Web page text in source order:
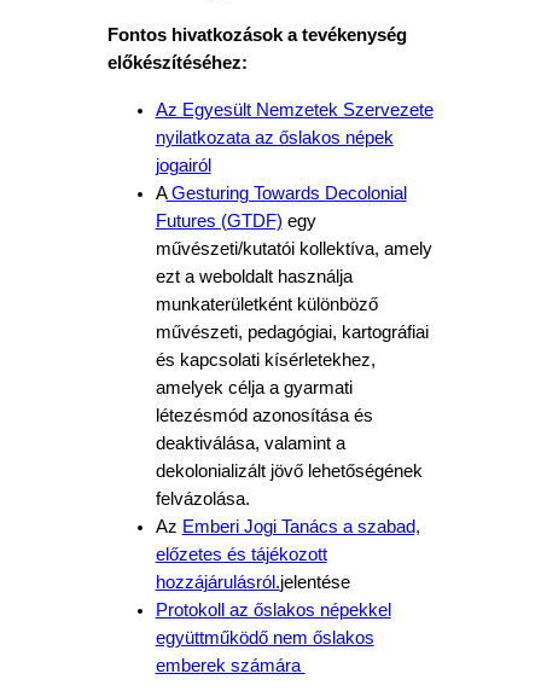
Fontos hivatkozások a tevékenység
előkészítéséhez:
Az Egyesült Nemzetek Szervezete
nyilatkozata az őslakos népek
jogairól
AGesturing Towards Decolonial
Futures (GTDF) egy
művészeti/kutatói kollektíva, amely
ezt a weboldalt használja
munkaterületként különböző
művészeti, pedagógiai, kartográfiai
és kapcsolati kísérletekhez,
amelyek célja a gyarmati
létezésmód azonosítása és
deaktiválása, valamint a
dekolonializált jövő lehetőségének
felvázolása.
Az Emberi Jogi Tanács a szabad,
előzetes és tájékozott
hozzájárulásról.jelentése
Protokoll az őslakos népekkel
együttműködő nem őslakos
emberek számára